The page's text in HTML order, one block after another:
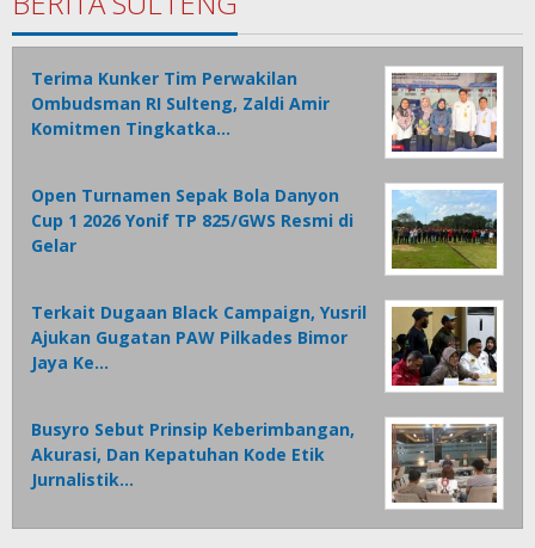
Terima Kunker Tim Perwakilan
Ombudsman RI Sulteng, Zaldi Amir
Komitmen Tingkatka…
Open Turnamen Sepak Bola Danyon
Cup 1 2026 Yonif TP 825/GWS Resmi di
Gelar
Terkait Dugaan Black Campaign, Yusril
Ajukan Gugatan PAW Pilkades Bimor
Jaya Ke…
Busyro Sebut Prinsip Keberimbangan,
Akurasi, Dan Kepatuhan Kode Etik
Jurnalistik…